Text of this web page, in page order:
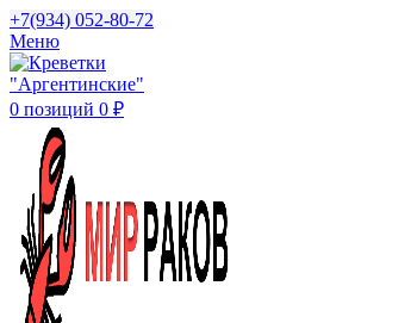
+7(934) 052-80-72
Меню
0 позиций 0 ₽